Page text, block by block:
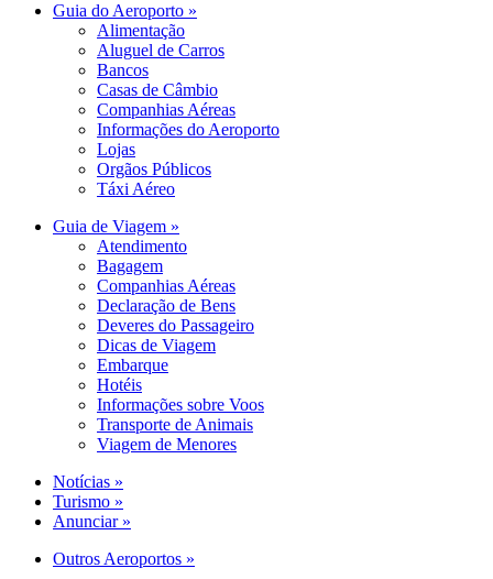
Guia do Aeroporto »
Alimentação
Aluguel de Carros
Bancos
Casas de Câmbio
Companhias Aéreas
Informações do Aeroporto
Lojas
Orgãos Públicos
Táxi Aéreo
Guia de Viagem »
Atendimento
Bagagem
Companhias Aéreas
Declaração de Bens
Deveres do Passageiro
Dicas de Viagem
Embarque
Hotéis
Informações sobre Voos
Transporte de Animais
Viagem de Menores
Notícias »
Turismo »
Anunciar »
Outros Aeroportos »